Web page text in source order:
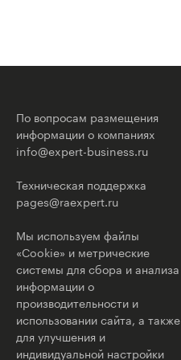
По вопросам размещения
информации о компаниях
info@expert-business.ru
Техническая поддержка
pages@raexpert.ru
Мы используем файлы
«Cookie» и метрические
системы для сбора и анализа
информации о
производительности и
использовании сайта, а также
для улучшения и
индивидуальной настройки